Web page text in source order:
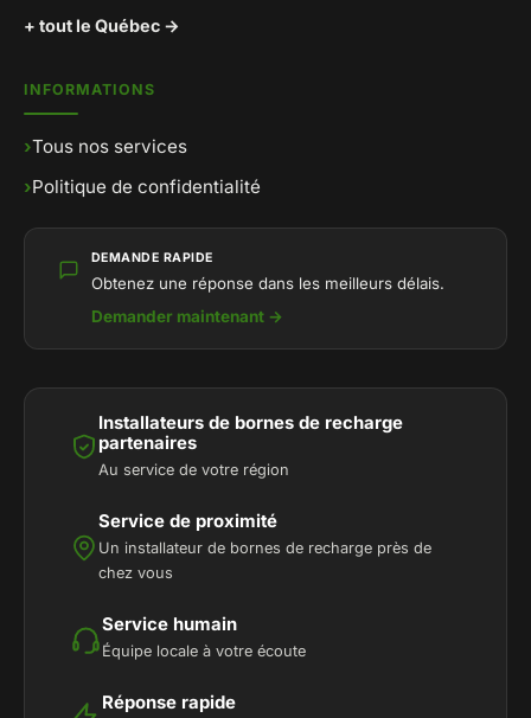
+ tout le Québec →
INFORMATIONS
›Tous nos services
›Politique de confidentialité
DEMANDE RAPIDE
Obtenez une réponse dans les meilleurs délais.
Demander maintenant →
Installateurs de bornes de recharge
partenaires
Au service de votre région
Service de proximité
Un installateur de bornes de recharge près de
chez vous
Service humain
Équipe locale à votre écoute
Réponse rapide